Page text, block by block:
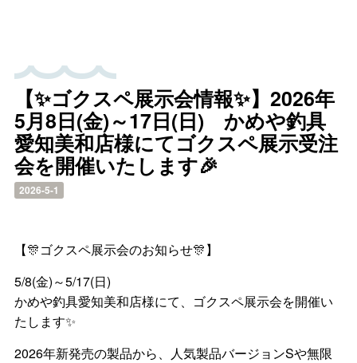
【✨ゴクスペ展示会情報✨】2026年
5月8日(金)～17日(日) かめや釣具
愛知美和店様にてゴクスペ展示受注
会を開催いたします🎉
2026-5-1
【🎊ゴクスペ展示会のお知らせ🎊】
5/8(金)～5/17(日)
かめや釣具愛知美和店様にて、ゴクスペ展示会を開催い
たします✨
2026年新発売の製品から、人気製品バージョンSや無限